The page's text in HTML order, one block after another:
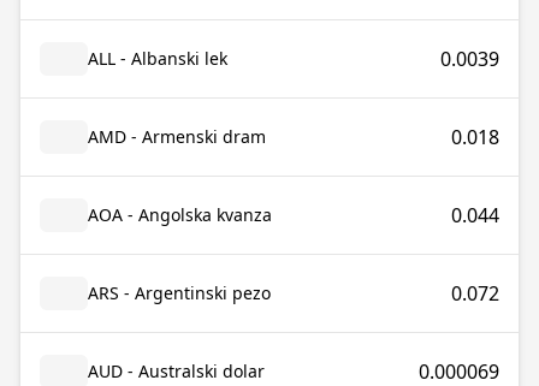
ALL - Albanski lek 0.0039
AMD - Armenski dram 0.018
AOA - Angolska kvanza 0.044
ARS - Argentinski pezo 0.072
AUD - Australski dolar 0.000069